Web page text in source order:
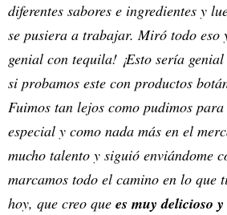
diferentes sabores e ingredientes y
se pusiera a trabajar. Miró todo eso
genial con tequila! ¡Esto sería
si probamos este con productos
Fuimos tan lejos como pudimos
especial y como nada más en el
mucho talento y siguió enviándome
marcamos todo el camino en lo que
hoy, que creo que es muy delicioso